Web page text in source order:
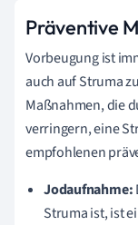
Präventive
Vorbeugung ist
auch auf Struma
Maßnahmen, die
verringern, eine
empfohlenen
Jodaufnahme:
Struma ist, ist